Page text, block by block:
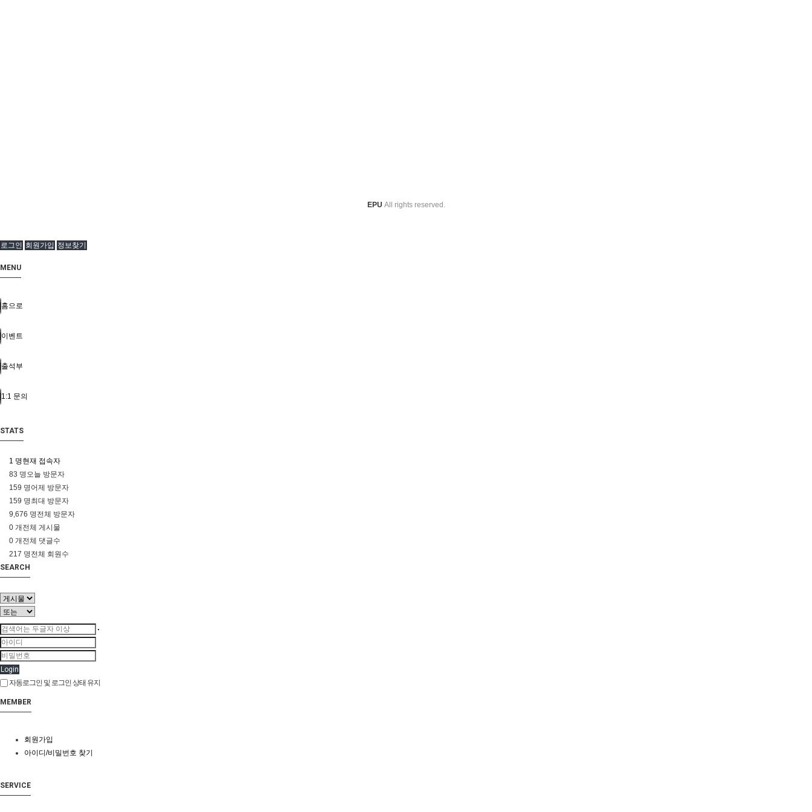
EPU All rights reserved.
로그인 회원가입 정보찾기
MENU
홈으로
이벤트
출석부
1:1 문의
STATS
1 명현재 접속자
83 명오늘 방문자
159 명어제 방문자
159 명최대 방문자
9,676 명전체 방문자
0 개 전체 게시물
0 개 전체 댓글수
217 명전체 회원수
SEARCH
Login
자동로그인 및 로그인 상태 유지
MEMBER
회원가입
아이디/비밀번호 찾기
SERVICE